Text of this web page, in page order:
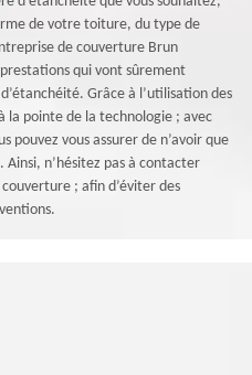
de votre toiture, du type de
de couverture Brun
qui vont sûrement
Grâce à l’utilisation des
la pointe de la technologie ; avec
pouvez vous assurer de n’avoir que
n’hésitez pas à contacter
; afin d’éviter des